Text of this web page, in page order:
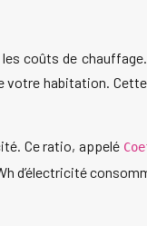
coûts de
votre habitation.
Ce ratio, appelé
d’électricité